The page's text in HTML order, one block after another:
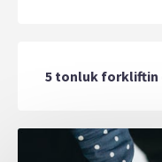
5 tonluk forkliftin